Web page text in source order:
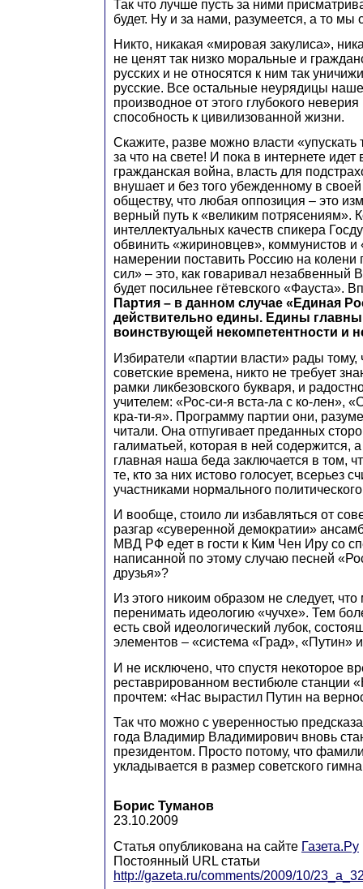
Так что лучше пусть за ними
будет. Ну и за нами, разумеется, а то мы
Никто, никакая «мировая закулиса»,
не ценят так низко моральные и
русских и не относятся к ним так
русские. Все остальные неурядицы
производное от этого глубокого
способность к цивилизованной жизни.
Скажите, разве можно власти «упускать
за что на свете! И пока в интернете идет
гражданская война, власть для
внушает и без того убежденному в своей
обществу, что любая оппозиция – это
верный путь к «великим потрясениям».
интеллектуальных качеств спикера
обвинить «жириновцев», коммунистов и
намерении поставить Россию на колени
сил» – это, как говаривал незабвенный
будет посильнее гётевского «Фауста».
Партия – в данном случае «Единая
действительно едины. Едины
воинствующей некомпетентности и
Избиратели «партии власти» рады тому,
советские времена, никто не требует
рамки ликбезовского букваря, и
учителем: «Рос-си-я вста-ла с ко-лен»,
кра-ти-я». Программу партии они,
читали. Она отпугивает преданных
галиматьей, которая в ней содержится,
главная наша беда заключается в том,
те, кто за них истово голосует, всерьез
участниками нормального
И вообще, стоило ли избавляться от
разгар «суверенной демократии»
МВД РФ едет в гости к Ким Чен Иру со
написанной по этому случаю песней
друзья»?
Из этого никоим образом не следует,
перенимать идеологию «чучхе». Тем
есть свой идеологический лубок,
элементов – «система «Град», «Путин»
И не исключено, что спустя некоторое
реставрированном вестибюле станции
прочтем: «Нас вырастил Путин на
Так что можно с уверенностью
года Владимир Владимирович вновь
президентом. Просто потому, что
укладывается в размер советского
Борис Туманов
23.10.2009
Статья опубликована на сайте Газета.Ру
Постоянный URL статьи
http://gazeta.ru/comments/2009/10/